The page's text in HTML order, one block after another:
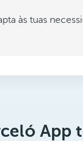
às tuas
App